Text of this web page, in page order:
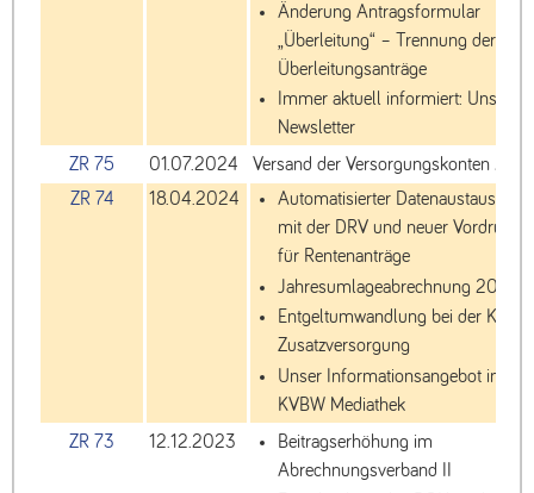
Änderung Antragsformular
„Überleitung“ – Trennung der
Überleitungsanträge
Immer aktuell informiert: Unser
Newsletter
ZR 75
01.07.2024
Versand der Versorgungskonten
ZR 74
18.04.2024
Automatisierter Datenaustausch
mit der DRV und neuer Vordruck
für Rentenanträge
Jahresumlageabrechnung 2023
Entgeltumwandlung bei der KVBW
Zusatzversorgung
Unser Informationsangebot in der
KVBW Mediathek
ZR 73
12.12.2023
Beitragserhöhung im
Abrechnungsverband II